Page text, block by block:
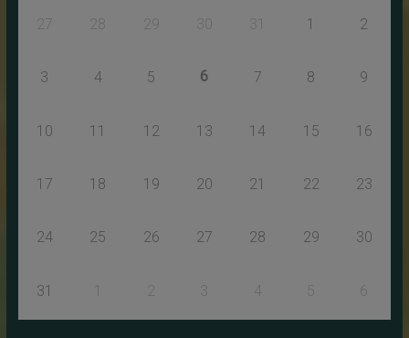
27 28 29 30 31 1 2
3 4 5 6 7 8 9
10 11 12 13 14 15 16
17 18 19 20 21 22 23
24 25 26 27 28 29 30
31 1 2 3 4 5 6